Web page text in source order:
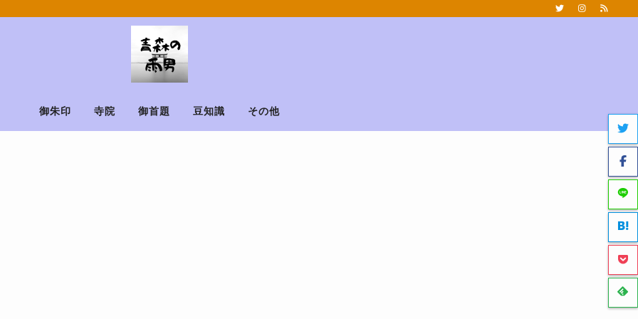
御朱印 寺院 御首題 豆知識 その他